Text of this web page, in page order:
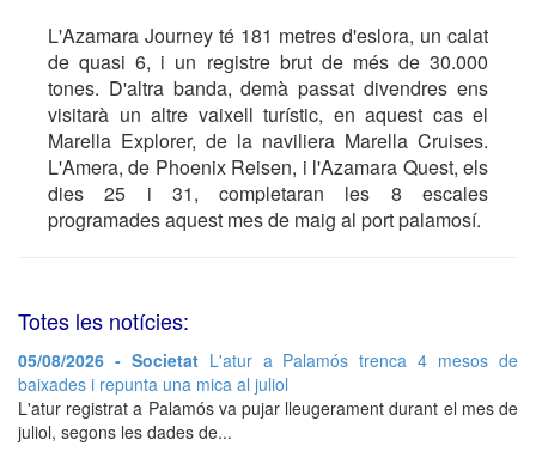
L'Azamara Journey té 181 metres d'eslora, un calat
de quasi 6, i un registre brut de més de 30.000
tones. D'altra banda, demà passat divendres ens
visitarà un altre vaixell turístic, en aquest cas el
Marella Explorer, de la naviliera Marella Cruises.
L'Amera, de Phoenix Reisen, i l'Azamara Quest, els
dies 25 i 31, completaran les 8 escales
programades aquest mes de maig al port palamosí.
Totes les notícies:
05/08/2026 - Societat L'atur a Palamós trenca 4 mesos de
baixades i repunta una mica al juliol
L'atur registrat a Palamós va pujar lleugerament durant el mes de
juliol, segons les dades de...